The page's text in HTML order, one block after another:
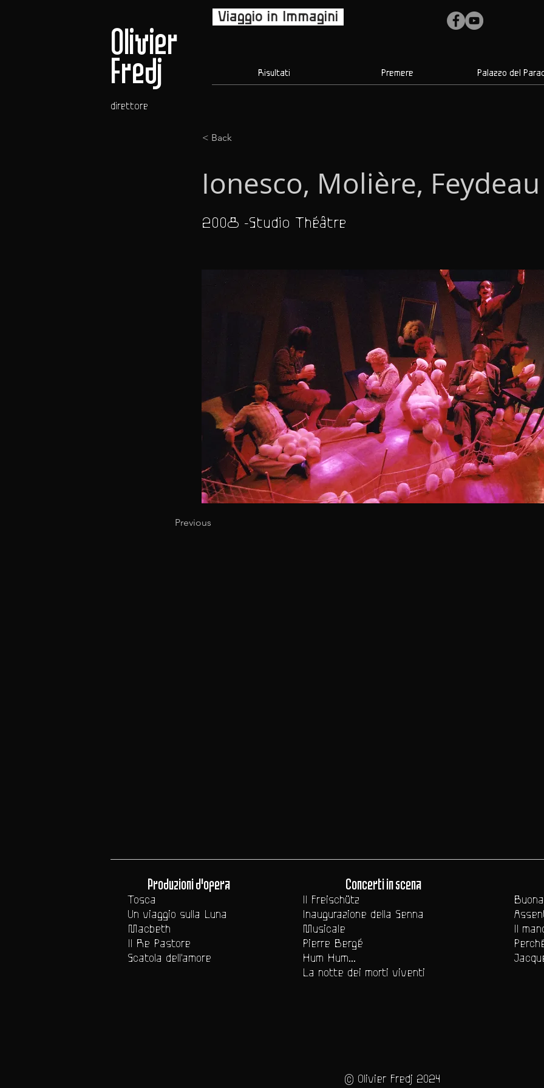
Viaggio in Immagini
Risultati Premere Palazzo del
< Back
Ionesco, Molière, Feydeau
2008 -Studio Théâtre
Previous
direttore
Olivier
Fredj
Produzioni d'opera
Tosca
Un viaggio sulla Luna
Macbeth
Il Re Pastore
Scatola dell'amore
Concerti in scena
Il Freischütz
Inaugurazione della Senna
Musicale
Pierre Bergé
Hum Hum...
La notte dei morti viventi
Il
© Olivier Fredj 2024